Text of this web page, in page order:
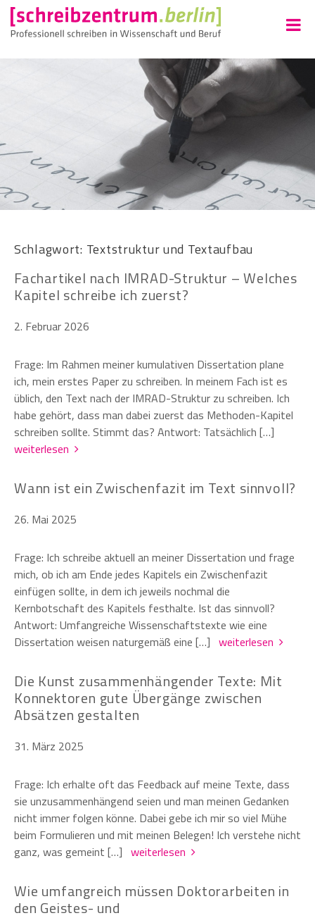
Schlagwort: Textstruktur und Textaufbau
Fachartikel nach IMRAD-Struktur – Welches
Kapitel schreibe ich zuerst?
2. Februar 2026
Frage: Im Rahmen meiner kumulativen Dissertation plane
ich, mein erstes Paper zu schreiben. In meinem Fach ist es
üblich, den Text nach der IMRAD-Struktur zu schreiben. Ich
habe gehört, dass man dabei zuerst das Methoden-Kapitel
schreiben sollte. Stimmt das? Antwort: Tatsächlich […]
weiterlesen
Wann ist ein Zwischenfazit im Text sinnvoll?
26. Mai 2025
Frage: Ich schreibe aktuell an meiner Dissertation und frage
mich, ob ich am Ende jedes Kapitels ein Zwischenfazit
einfügen sollte, in dem ich jeweils nochmal die
Kernbotschaft des Kapitels festhalte. Ist das sinnvoll?
Antwort: Umfangreiche Wissenschaftstexte wie eine
Dissertation weisen naturgemäß eine […] weiterlesen
Die Kunst zusammenhängender Texte: Mit
Konnektoren gute Übergänge zwischen
Absätzen gestalten
31. März 2025
Frage: Ich erhalte oft das Feedback auf meine Texte, dass
sie unzusammenhängend seien und man meinen Gedanken
nicht immer folgen könne. Dabei gebe ich mir so viel Mühe
beim Formulieren und mit meinen Belegen! Ich verstehe nicht
ganz, was gemeint […] weiterlesen
Wie umfangreich müssen Doktorarbeiten in
den Geistes- und